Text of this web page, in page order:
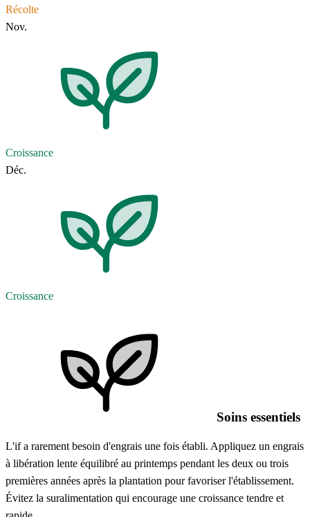
Récolte
Nov.
Croissance
Déc.
Croissance
Soins essentiels
L'if a rarement besoin d'engrais une fois établi. Appliquez un engrais
à libération lente équilibré au printemps pendant les deux ou trois
premières années après la plantation pour favoriser l'établissement.
Évitez la suralimentation qui encourage une croissance tendre et